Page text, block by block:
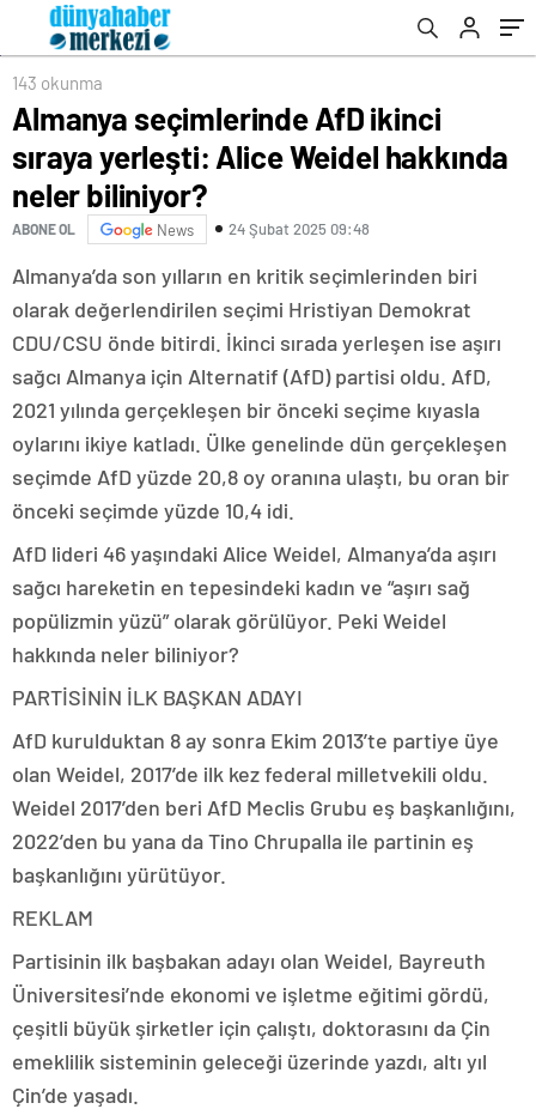
biliniyor?
143 okunma
Almanya seçimlerinde AfD ikinci
sıraya yerleşti: Alice Weidel hakkında
neler biliniyor?
ABONE OL News 24 Şubat 2025 09:48
Almanya’da son yılların en kritik seçimlerinden biri
olarak değerlendirilen seçimi Hristiyan Demokrat
CDU/CSU önde bitirdi. İkinci sırada yerleşen ise aşırı
sağcı Almanya için Alternatif (AfD) partisi oldu. AfD,
2021 yılında gerçekleşen bir önceki seçime kıyasla
oylarını ikiye katladı. Ülke genelinde dün gerçekleşen
seçimde AfD yüzde 20,8 oy oranına ulaştı, bu oran bir
önceki seçimde yüzde 10,4 idi.
AfD lideri 46 yaşındaki Alice Weidel, Almanya’da aşırı
sağcı hareketin en tepesindeki kadın ve “aşırı sağ
popülizmin yüzü” olarak görülüyor. Peki Weidel
hakkında neler biliniyor?
PARTİSİNİN İLK BAŞKAN ADAYI
AfD kurulduktan 8 ay sonra Ekim 2013’te partiye üye
olan Weidel, 2017’de ilk kez federal milletvekili oldu.
Weidel 2017’den beri AfD Meclis Grubu eş başkanlığını,
2022’den bu yana da Tino Chrupalla ile partinin eş
başkanlığını yürütüyor.
REKLAM
Partisinin ilk başbakan adayı olan Weidel, Bayreuth
Üniversitesi’nde ekonomi ve işletme eğitimi gördü,
çeşitli büyük şirketler için çalıştı, doktorasını da Çin
emeklilik sisteminin geleceği üzerinde yazdı, altı yıl
Çin’de yaşadı.